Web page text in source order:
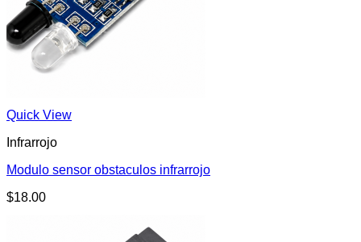
Quick View
Infrarrojo
Modulo sensor obstaculos infrarrojo
$18.00